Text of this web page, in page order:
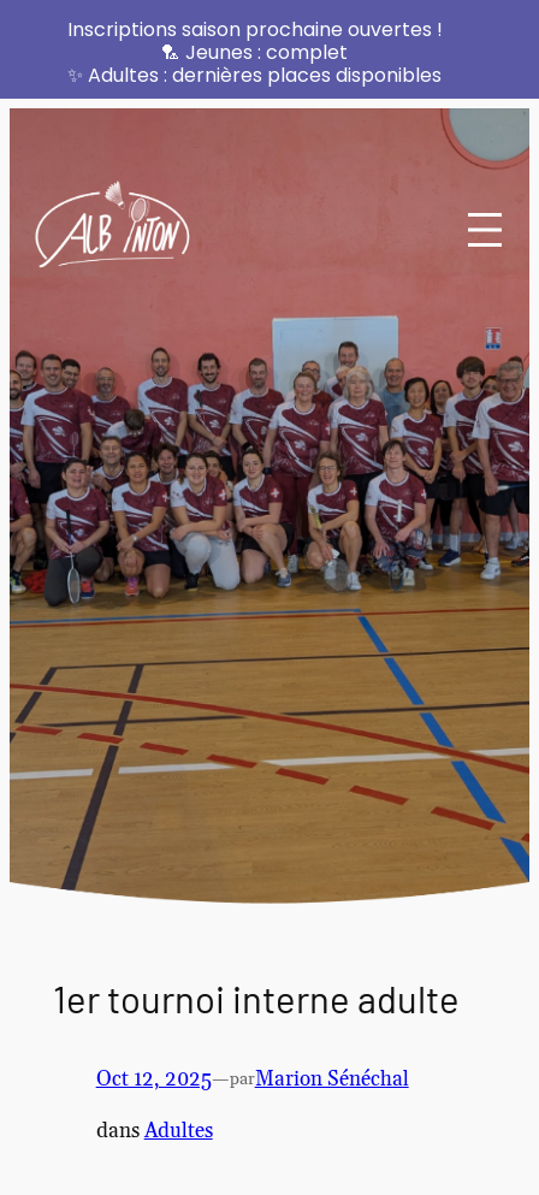
1er tournoi interne adulte
Oct 12, 2025—parMarion Sénéchal
dansAdultes
Inscriptions saison prochaine ouvertes !
🏸 Jeunes : complet
✨ Adultes : dernières places disponibles